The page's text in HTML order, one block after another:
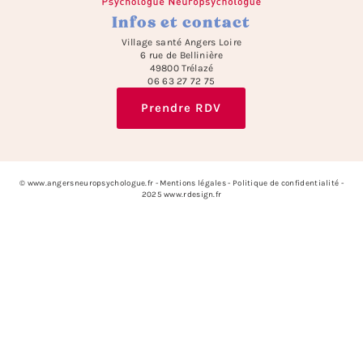
Infos et contact
Village santé Angers Loire
6 rue de Bellinière
49800 Trélazé
06 63 27 72 75
Prendre RDV
© www.angersneuropsychologue.fr - Mentions légales- Politique de confidentialité -
2025www.rdesign.fr